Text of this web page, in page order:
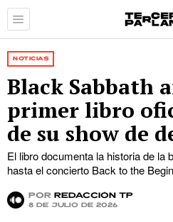
NOTICIAS
Black Sabbath
primer libro
de su show de
El libro documenta la historia de la
hasta el concierto Back to the
por Redacción TP
8 de julio de 2026